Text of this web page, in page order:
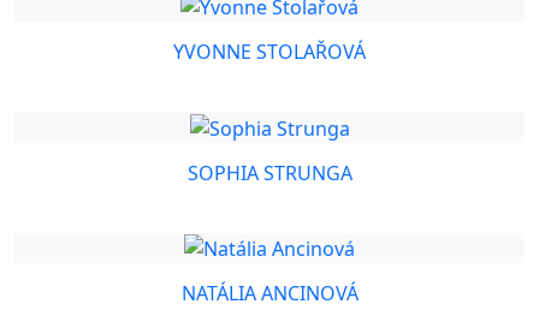
YVONNE STOLAŘOVÁ
SOPHIA STRUNGA
NATÁLIA ANCINOVÁ